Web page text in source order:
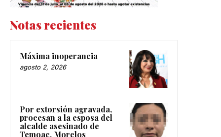
Notas recientes
Máxima inoperancia
agosto 2, 2026
Por extorsión agravada,
procesan a la esposa del
alcalde asesinado de
Temoac, Morelos